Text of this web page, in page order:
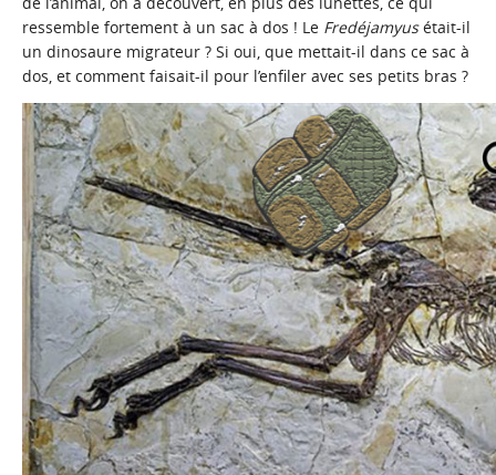
ressemble fortement à un sac à dos ! Le Fredéjamyusétait-il
un dinosaure migrateur ? Si oui, que mettait-il dans ce sac à
dos, et comment faisait-il pour l’enfiler avec ses petits bras ?